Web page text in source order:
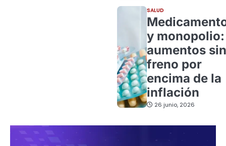
SALUD
y monopolio:
aumentos sin
freno por
encima de la
inflación
26 junio, 2026